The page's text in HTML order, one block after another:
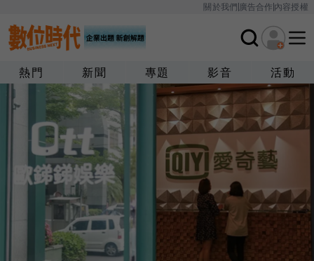
關於我們廣告合作內容授權
熱門 新聞 專題 影音 活動